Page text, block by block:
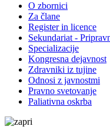
O zbornici
Za člane
Register in licence
Sekundariat -
Specializacije
Kongresna dejavnost
Zdravniki iz tujine
Odnosi z javnostmi
Pravno svetovanje
Paliativna oskrba